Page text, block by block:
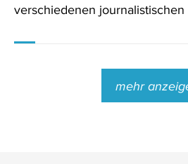
verschiedenen journalistischen
mehr